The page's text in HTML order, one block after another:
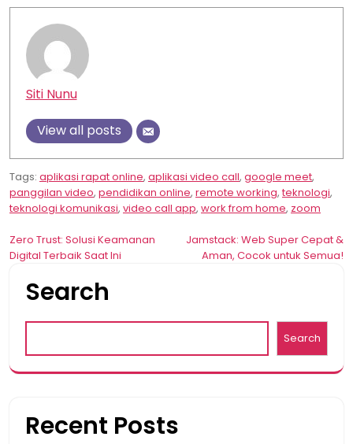
Siti Nunu
View all posts
Tags: aplikasi rapat online, aplikasi video call, google meet,
panggilan video, pendidikan online, remote working,teknologi,
teknologi komunikasi, video call app, work from home, zoom
Post
navigation
Zero Trust: Solusi Keamanan
Digital Terbaik Saat Ini
Jamstack: Web Super Cepat &
Aman, Cocok untuk Semua!
Search
Search
Recent Posts